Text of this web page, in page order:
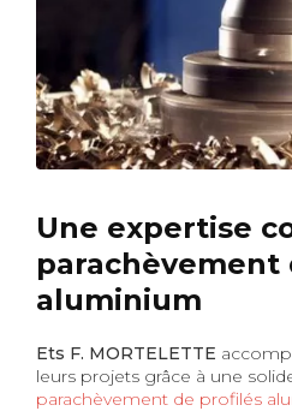
Une expertise
parachèvement
aluminium
Ets F. MORTELETTE
leurs projets grâce à une
parachèvement de profilés